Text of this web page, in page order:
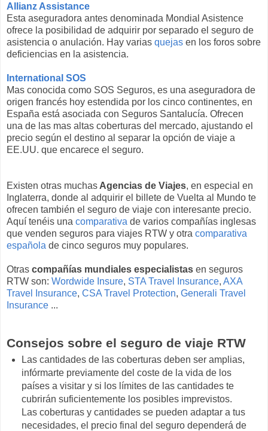
Allianz Assistance
Esta aseguradora antes denominada Mondial Asistence
ofrece la posibilidad de adquirir por separado el seguro de
asistencia o anulación. Hay varias quejas en los foros sobre
deficiencias en la asistencia.
International SOS
Mas conocida como SOS Seguros, es una aseguradora de
origen francés hoy estendida por los cinco continentes, en
España está asociada con Seguros Santalucía. Ofrecen
una de las mas altas coberturas del mercado, ajustando el
precio según el destino al separar la opción de viaje a
EE.UU. que encarece el seguro.
Existen otras muchas Agencias de Viajes, en especial en
Inglaterra, donde al adquirir el billete de Vuelta al Mundo te
ofrecen también el seguro de viaje con interesante precio.
Aquí tenéis una comparativa de varios compañías inglesas
que venden seguros para viajes RTW y otra comparativa
española de cinco seguros muy populares.
Otras compañías mundiales especialistas en seguros
RTW son: Wordwide Insure, STA Travel Insurance, AXA
Travel Insurance, CSA Travel Protection, Generali Travel
Insurance ...
Consejos sobre el seguro de viaje RTW
Las cantidades de las coberturas deben ser amplias,
infórmarte previamente del coste de la vida de los
países a visitar y si los límites de las cantidades te
cubrirán suficientemente los posibles imprevistos.
Las coberturas y cantidades se pueden adaptar a tus
necesidades, el precio final del seguro dependerá de